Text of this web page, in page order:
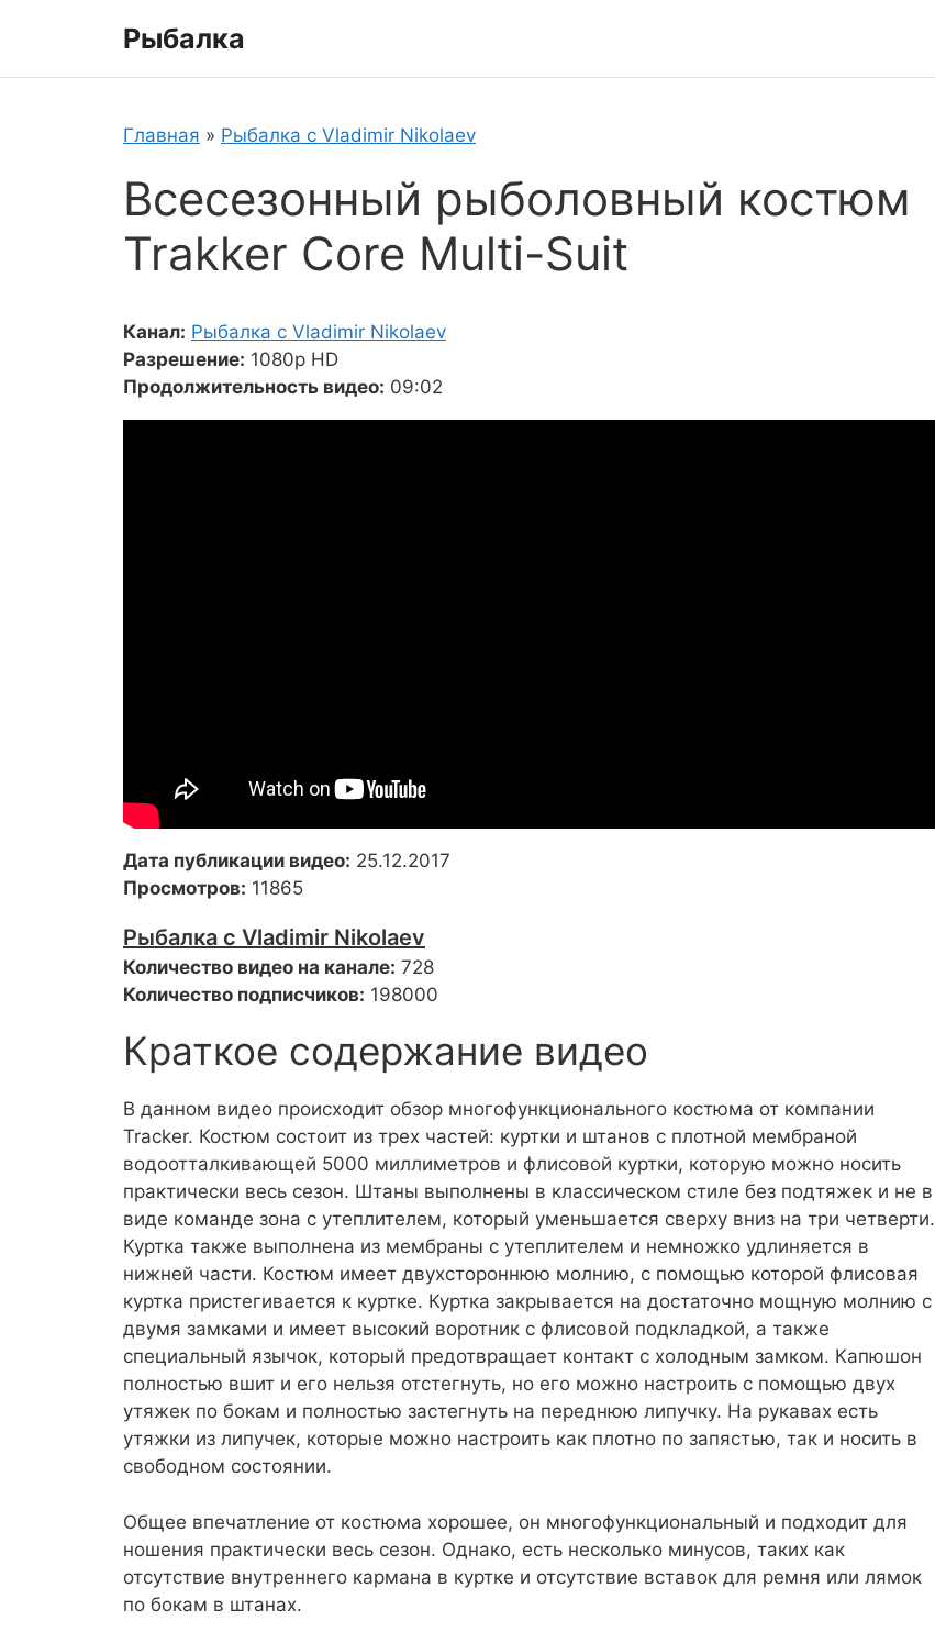
Рыбалка
Главная » Рыбалка с Vladimir Nikolaev
Всесезонный рыболовный костюм
Trakker Core Multi-Suit
Канал: Рыбалка с Vladimir Nikolaev
Разрешение: 1080p HD
Продолжительность видео: 09:02
Дата публикации видео: 25.12.2017
Просмотров: 11865
Рыбалка с Vladimir Nikolaev
Количество видео на канале: 728
Количество подписчиков: 198000
Краткое содержание видео
В данном видео происходит обзор многофункционального костюма от компании
Tracker. Костюм состоит из трех частей: куртки и штанов с плотной мембраной
водоотталкивающей 5000 миллиметров и флисовой куртки, которую можно носить
практически весь сезон. Штаны выполнены в классическом стиле без подтяжек и не в
виде команде зона с утеплителем, который уменьшается сверху вниз на три четверти.
Куртка также выполнена из мембраны с утеплителем и немножко удлиняется в
нижней части. Костюм имеет двухстороннюю молнию, с помощью которой флисовая
куртка пристегивается к куртке. Куртка закрывается на достаточно мощную молнию с
двумя замками и имеет высокий воротник с флисовой подкладкой, а также
специальный язычок, который предотвращает контакт с холодным замком. Капюшон
полностью вшит и его нельзя отстегнуть, но его можно настроить с помощью двух
утяжек по бокам и полностью застегнуть на переднюю липучку. На рукавах есть
утяжки из липучек, которые можно настроить как плотно по запястью, так и носить в
свободном состоянии.
Общее впечатление от костюма хорошее, он многофункциональный и подходит для
ношения практически весь сезон. Однако, есть несколько минусов, таких как
отсутствие внутреннего кармана в куртке и отсутствие вставок для ремня или лямок
по бокам в штанах.